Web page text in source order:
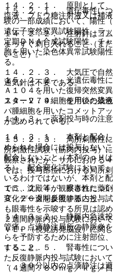
１５．２．１． 遺伝毒性に
験の一部成績において、陽性
遺伝子突然変異試験陽性、ラ
定期ＤＮＡ合成試験陽性、チ
胞を用いた染色体異常試験陽
る。
１５．２．２． 光遺伝毒性に
Ａ１０４を用いた復帰突然変
スターＶ７９細胞を用いた染
パ腫細胞を用いたコメットア
が認められている。
１５．２．３． 局所刺激性
所刺激性試験（筋肉内投与）
観察されたが、サルにおける
では、投与部位における局所
１５．２．４． 眼毒性につ
３、２６週間反復静脈内投与
も眼毒性を示唆する所見は認
２週間静脈内投与試験におい
ＶＥＰ（視覚誘発脳波）に関
１５．２．５． 腎毒性につ
た反復静脈内投与試験におい
（４週間：８０ｍｇ／ｋｇ／
１４．２．１． 原則として
塩液、ブドウ糖注射液又は補
１４．２．２． 注射針はゴ
まっすぐ刺し入れること（ま
いこと）。
１４．２．３． 大気圧で自然
通気針は不要である。
１４．２．４． 使用後の残
１４．３． 薬剤投与時の注意
１４．３．１． 本剤と配合
められた場合には投与しない
配合しないこと（本剤のｐＨ
る）。配合変化試験において
いるわけではないが、本剤と
でに、沈殿等が観察された薬
変化データを参照すること。
１４．３．２． 静脈内急速
管痛、点滴静注局所の静脈炎
らを予防するために注射部位
すること。
・ ３０分以内の点滴静注は